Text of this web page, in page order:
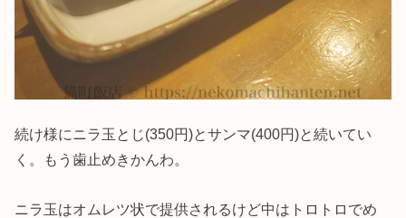
続け様にニラ玉とじ(350円)とサンマ(400円)と続いてい
く。もう歯止めきかんわ。
ニラ玉はオムレツ状で提供されるけど中はトロトロでめ